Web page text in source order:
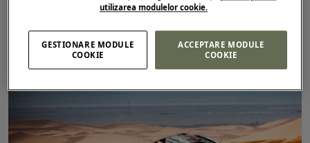
EXCELENT ÎN RALIUL MAROCULUI
utilizarea modulelor cookie.
ACCEPTARE MODULE
COOKIE
GESTIONARE MODULE
COOKIE